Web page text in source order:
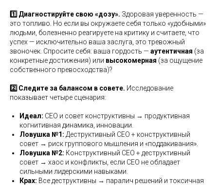
1️⃣ Диагностируйте свою «дозу». Здоровая уверенность —
это топливо. Но если вы окружаете себя только «удобными»
людьми, болезненно реагируете на критику и считаете, что
успех — исключительно ваша заслуга, это тревожный
звоночек. Спросите себя: ваша гордость — аутентичная (за
конкретные достижения) или высокомерная (за ощущение
собственного превосходства)?
2️⃣ Следите за балансом в совете. Исследование
показывает четыре сценария:
Идеал: CEO и совет конструктивны → продуктивная
когнитивная динамика, инновации.
Ловушка №1: Деструктивный CEO + конструктивный
совет → риск группового мышления и «поддакивания».
Ловушка №2: Конструктивный CEO + деструктивный
совет → хаос и конфликты, если CEO не обладает
сильными лидерскими навыками.
Крах: Все деструктивны → паралич решений и токсичная